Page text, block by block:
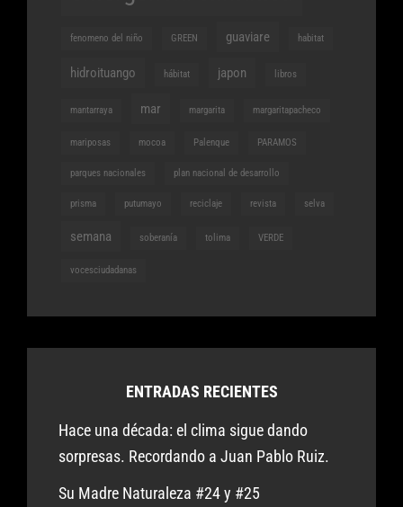
fenomeno del niño GREEN guaviare habitat
hidroituango hábitat japon libros
mantarraya mar margarita margaritapacheco
mariposas mocoa Palenque PARAMOS
parques nacionales plan nacional de desarrollo
prisma putumayo reciclaje revista selva
semana soberanía tolima VERDE
vocesciudadanas
ENTRADAS RECIENTES
Hace una década: el clima sigue dando
sorpresas. Recordando a Juan Pablo Ruiz.
Su Madre Naturaleza #24 y #25